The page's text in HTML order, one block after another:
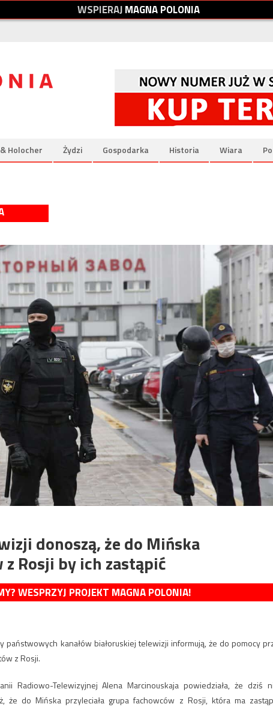
WSPIERAJMAGNAPOLONIA
Holocher Żydzi Gospodarka Historia Wiara
donoszą, że do Mińska
Rosji by ich zastąpić
WESPRZYJ PROJEKT MAGNA POLONIA!
kanałów białoruskiej telewizji informują, że do pomocy
z Rosji.
Radiowo-Telewizyjnej Alena Marcinouskaja powiedziała, że dziś
że do Mińska przyleciała grupa fachowców z Rosji, która ma